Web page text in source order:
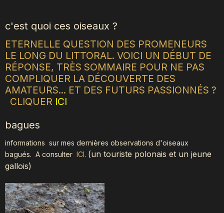
c'est quoi ces oiseaux ?
ETERNELLE QUESTION DES PROMENEURS
LE LONG DU LITTORAL. VOICI UN DÉBUT DE
RÉPONSE, TRÈS SOMMAIRE POUR NE PAS
COMPLIQUER LA DÉCOUVERTE DES
AMATEURS... ET DES FUTURS PASSIONNÉS ?
CLIQUER ICI
bagues
informations sur mes dernières observations d'oiseaux
bagués. A consulter ICI. (un touriste polonais et un jeune
gallois)